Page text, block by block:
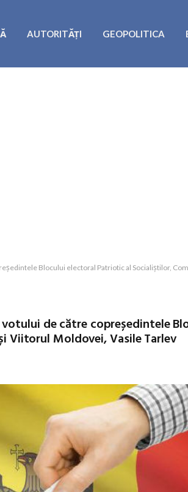
AUTORITĂȚI GEOPOLITICA
Blocului electoral Patriotic al Socialiștilor,
de către copreședintele
Viitorul Moldovei, Vasile Tarlev